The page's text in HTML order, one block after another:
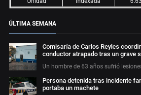
ÚLTIMA SEMANA
Comisaría de Carlos Reyles
conductor atrapado tras un grave
Un hombre de 63 años sufrió
Persona detenida tras incidente
portaba un machete